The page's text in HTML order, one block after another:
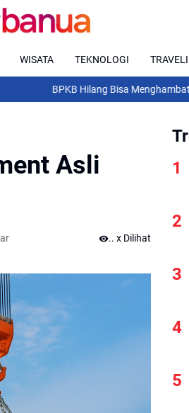
WISATA TEKNOLOGI
BPKB Hilang Bisa Menghambat Jual
Asli
... x Dilihat